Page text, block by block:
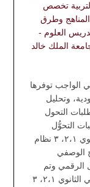
تخصص
وطرق
العلوم -
الملك خالد
الواجب توفرها
وتحليل
التحول
التحوُّل
الرقمي في مقررات الأحياء للصف الثاني الثانوي ٢،١، ٣ نظام
الوصفي
الرقمي وتم
تطبيقها على جميع مقررات الأحياء للصف الثاني الثانوي ٢،١، ٣